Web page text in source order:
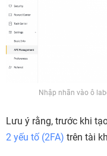
Nhập nhãn vào ô
Lưu ý rằng, trước khi
2 yếu tố (2FA) trên tài